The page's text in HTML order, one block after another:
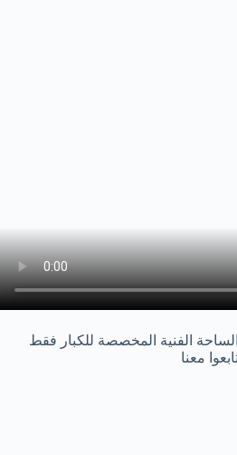
الفنية المخصصة للكبار فقط
معنا